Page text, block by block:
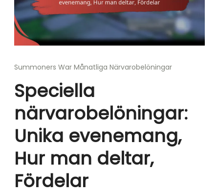
Summoners War Månatliga Närvarobelöningar
Speciella
närvarobelöningar:
Unika evenemang,
Hur man deltar,
Fördelar